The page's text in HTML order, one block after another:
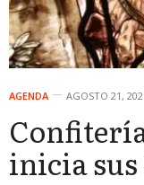
AGENDA AGOSTO 21,
inicia sus